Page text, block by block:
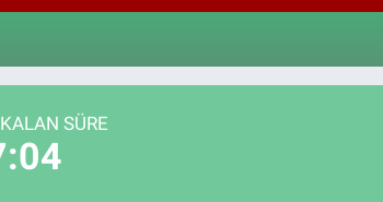
BİST100
13.779
%-14
SÜRE